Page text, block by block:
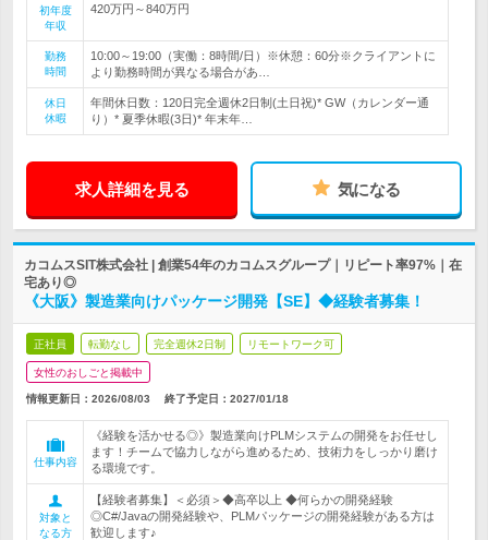
初年度
年収
420万円～840万円
勤務
時間
10:00～19:00（実働：8時間/日）※休憩：60分※クライアントに
より勤務時間が異なる場合があ…
休日
休暇
年間休日数：120日完全週休2日制(土日祝)* GW（カレンダー通
り）* 夏季休暇(3日)* 年末年…
求人詳細を見る 気になる
カコムスSIT株式会社 | 創業54年のカコムスグループ｜リピート率97%｜在
宅あり◎
《大阪》製造業向けパッケージ開発【SE】◆経験者募集！
正社員 転勤なし 完全週休2日制 リモートワーク可
女性のおしごと掲載中
情報更新日：2026/08/03 終了予定日： 2027/01/18
仕事内容
《経験を活かせる◎》製造業向けPLMシステムの開発をお任せし
ます！チームで協力しながら進めるため、技術力をしっかり磨け
る環境です。
対象と
なる方
【経験者募集】＜必須＞◆高卒以上 ◆何らかの開発経験
◎C#/Javaの開発経験や、PLMパッケージの開発経験がある方は
歓迎します♪